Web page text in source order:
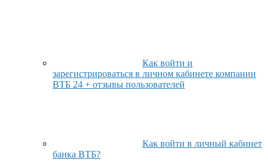
Как войти и
зарегистрироваться в личном кабинете компании
ВТБ 24 + отзывы пользователей
Как войти в личный кабинет
банка ВТБ?